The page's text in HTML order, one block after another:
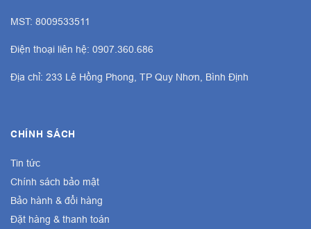
MST: 8009533511
Điện thoại liên hệ: 0907.360.686
Địa chỉ: 233 Lê Hồng Phong, TP Quy Nhơn, Bình Định
CHÍNH SÁCH
Tin tức
Chính sách bảo mật
Bảo hành & đổi hàng
Đặt hàng & thanh toán